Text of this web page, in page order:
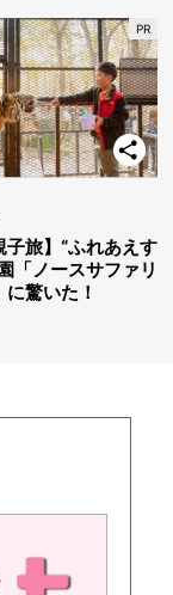
子旅】“ふれあえす
「ノースサファリ
驚いた！